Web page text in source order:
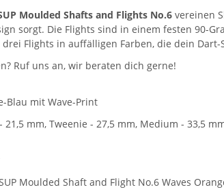
Moulded Shafts and Flights No.6 vereinen
sorgt. Die Flights sind in einem festen 90-
Flights in auffälligen Farben, die dein
Ruf uns an, wir beraten dich gerne!
Blau mit Wave-Print
21,5 mm, Tweenie - 27,5 mm, Medium - 33,5
Moulded Shaft and Flight No.6 Waves